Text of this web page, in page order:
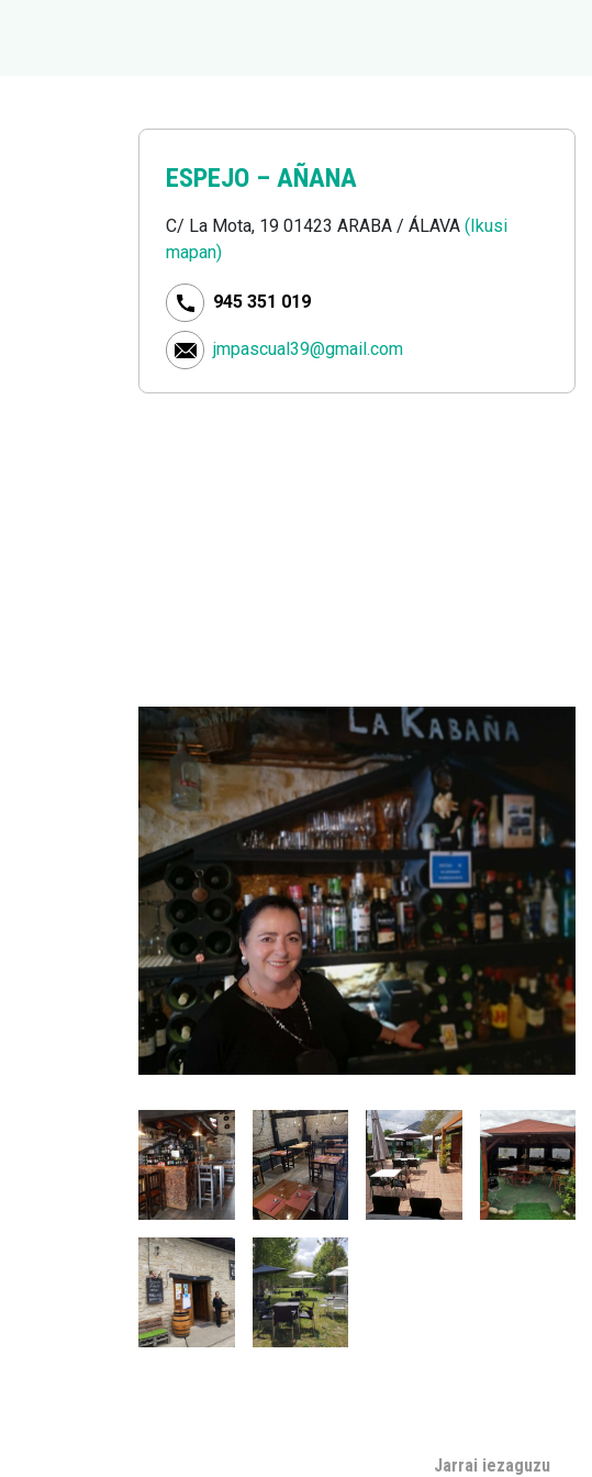
ESPEJO – AÑANA
C/ La Mota, 19 01423 ARABA / ÁLAVA (Ikusi
mapan)
945 351 019
jmpascual39@gmail.com
Jarrai iezaguzu